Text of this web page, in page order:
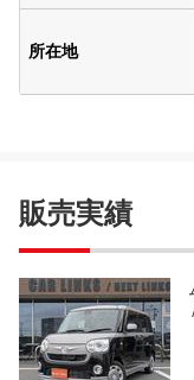
所在地
販売実績